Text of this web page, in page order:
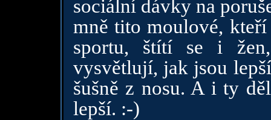
sociální dávky na
mně tito moulové,
sportu, štítí se i
vysvětlují, jak jsou
šušně z nosu. A i ty
lepší. :-)